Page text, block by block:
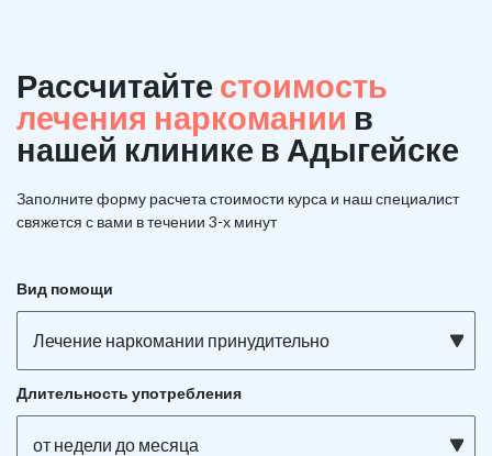
Рассчитайте стоимость
лечения наркомании в
нашей клинике в Адыгейске
Заполните форму расчета стоимости курса и наш специалист
свяжется с вами в течении 3-х минут
Вид помощи
Лечение наркомании принудительно
Длительность употребления
от недели до месяца